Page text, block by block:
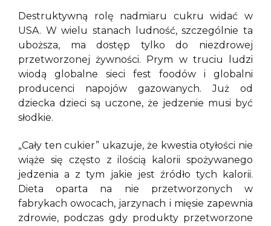
Destruktywną rolę nadmiaru cukru widać w
USA. W wielu stanach ludność, szczególnie ta
uboższa, ma dostęp tylko do niezdrowej
przetworzonej żywności. Prym w truciu ludzi
wiodą globalne sieci fest foodów i globalni
producenci napojów gazowanych. Już od
dziecka dzieci są uczone, że jedzenie musi być
słodkie.
„Cały ten cukier” ukazuje, że kwestia otyłości nie
wiąże się często z ilością kalorii spożywanego
jedzenia a z tym jakie jest źródło tych kalorii.
Dieta oparta na nie przetworzonych w
fabrykach owocach, jarzynach i mięsie zapewnia
zdrowie, podczas gdy produkty przetworzone